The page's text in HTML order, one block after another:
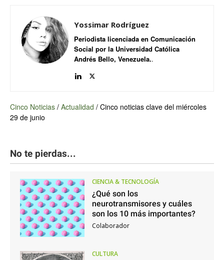
Yossimar Rodríguez
Periodista licenciada en Comunicación
Social por la Universidad Católica
Andrés Bello, Venezuela..
Cinco Noticias / Actualidad / Cinco noticias clave del miércoles
29 de junio
No te pierdas...
CIENCIA & TECNOLOGÍA
¿Qué son los
neurotransmisores y cuáles
son los 10 más importantes?
Colaborador
CULTURA